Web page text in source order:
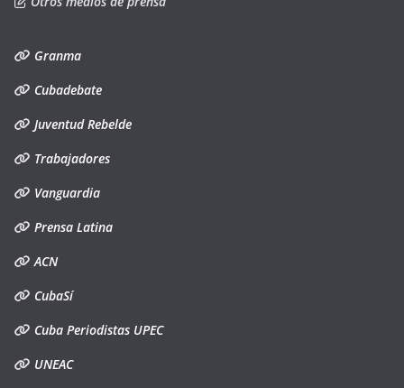
Granma
Cubadebate
Juventud Rebelde
Trabajadores
Vanguardia
Prensa Latina
ACN
CubaSí
Cuba Periodistas UPEC
UNEAC